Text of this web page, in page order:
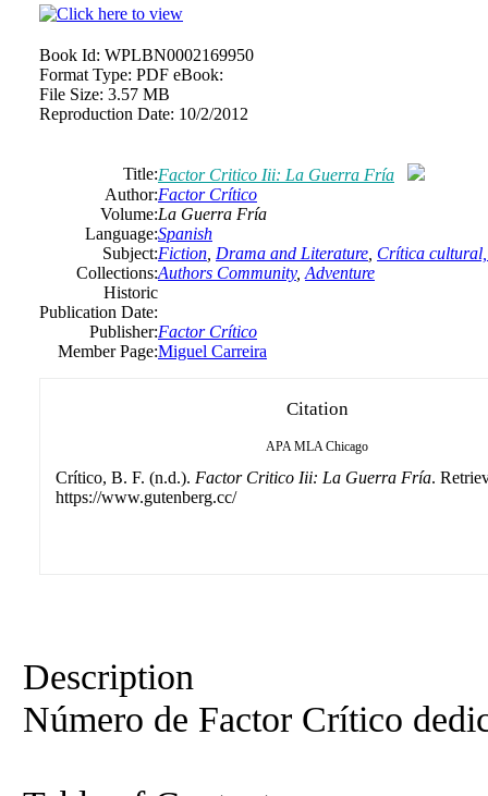
Book Id: WPLBN0002169950
Format Type: PDF eBook:
File Size: 3.57 MB
Reproduction Date: 10/2/2012
Title:Factor Critico Iii: La Guerra Fría
Author:Factor Crítico
Volume:La Guerra Fría
Language:Spanish
Subject:Fiction Drama and Literature Crítica
Collections:Authors Community, Adventure
Historic
Publication Date:
Publisher:Factor Crítico
Member Page:Miguel Carreira
Citation
APA MLA Chicago
Crítico, B. F. (n.d.). Factor Critico Iii: La Guerra Fría.
https://www.gutenberg.cc/
Description
Número de Factor Crítico